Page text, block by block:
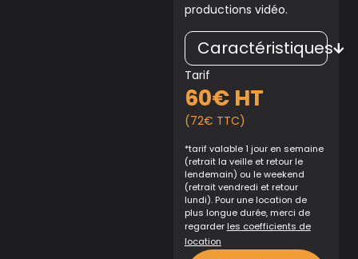
productions vidéo.
Caractéristiques
Tarif
60€ HT
(72€ TTC)
*tarif valable 1 jour en semaine
(retrait la veille et retour le
lendemain) ou le weekend
(retrait vendredi et retour
lundi). Pour une location de
plus longue durée, merci de
regarder les coefficients de
location